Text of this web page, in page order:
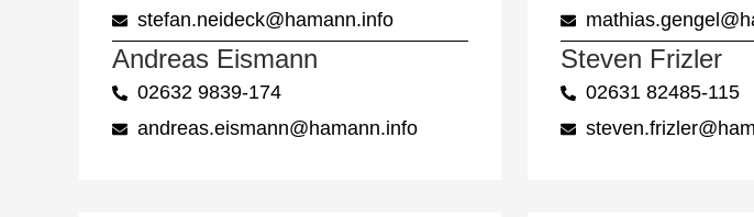
stefan.neideck@hamann.info
Andreas Eismann
02632 9839-174
andreas.eismann@hamann.info
Steven Frizler
02631 82485-115